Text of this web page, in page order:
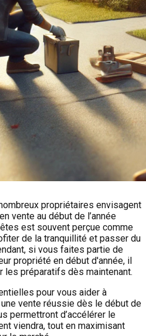
propriétaires envisagent
vente au début de l’année
est souvent perçue comme
de la tranquillité et passer du
si vous faites partie de
propriété en début d'année, il
les préparatifs dès maintenant.
pour vous aider à
vente réussie dès le début de
permettront d’accélérer le
viendra, tout en maximisant